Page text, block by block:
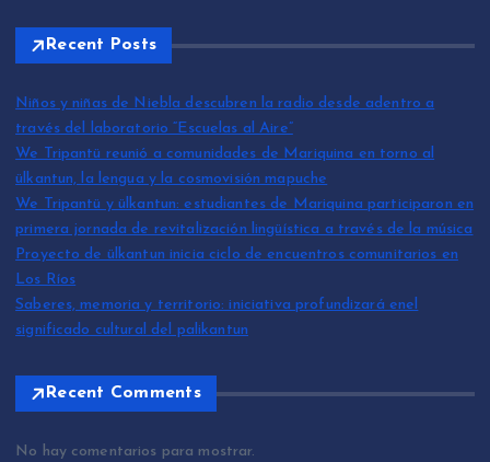
Recent Posts
Niños y niñas de Niebla descubren la radio desde adentro a
través del laboratorio “Escuelas al Aire”
We Tripantü reunió a comunidades de Mariquina en torno al
ülkantun, la lengua y la cosmovisión mapuche
We Tripantü y ülkantun: estudiantes de Mariquina participaron en
primera jornada de revitalización lingüística a través de la música
Proyecto de ülkantun inicia ciclo de encuentros comunitarios en
Los Ríos
Saberes, memoria y territorio: iniciativa profundizará enel
significado cultural del palikantun
Recent Comments
No hay comentarios para mostrar.